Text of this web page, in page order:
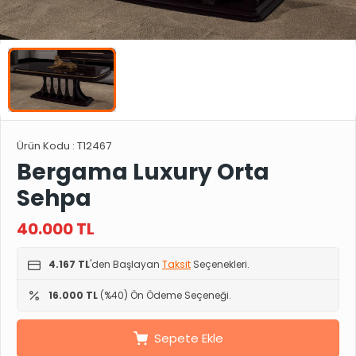
Ürün Kodu : T12467
Bergama Luxury Orta
Sehpa
40.000TL
4.167 TL'den Başlayan Taksit Seçenekleri.
16.000 TL (%40) Ön Ödeme Seçeneği.
Sepete Ekle